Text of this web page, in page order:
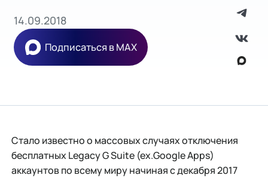
14.09.2018
Подписаться в MAX
Стало известно о массовых случаях отключения
бесплатных Legacy G Suite (ex.Google Apps)
аккаунтов по всему миру начиная с декабря 2017